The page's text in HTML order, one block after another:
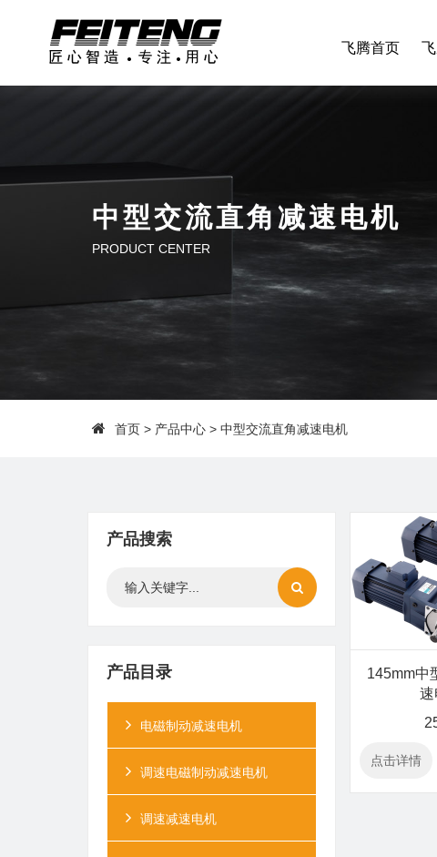
飞腾首页
中型交流直角减速电机
PRODUCT CENTER
首页> 产品中心> 中型交流直角减速电机
产品搜索
产品目录
电磁制动减速电机
调速电磁制动减速电机
调速减速电机
145mm中
速
点击详情